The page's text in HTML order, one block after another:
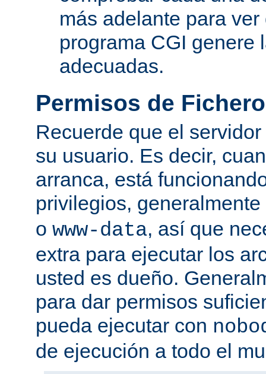
más adelante para
programa CGI genere
adecuadas.
Permisos de Fichero
Recuerde que el
su usuario. Es decir,
arranca, está
privilegios,
o www-data, así que
extra para ejecutar los
usted es dueño.
para dar permisos
pueda ejecutar con
de ejecución a todo el